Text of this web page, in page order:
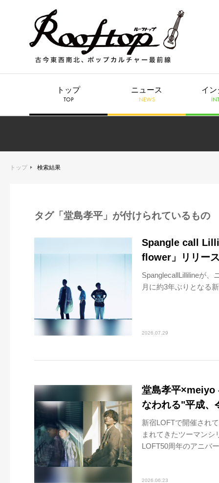
トップ
TOP
ニュース
NEWS
イン
トップ 検索結果
タグ「堂島孝平」が付けられているもの
Spangle call
flower」リリー
SpanglecallLillilineが、
月に約3年ぶりとなる
2026.07.29
堂島孝平×meiyo
なわれる"平成、
新宿LOFTで開催され
まれてきたツーマンシ
LOFT50周年のアニバ
2026.06.23